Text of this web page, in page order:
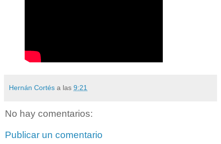
Hernán Cortés a las 9:21
No hay comentarios:
Publicar un comentario